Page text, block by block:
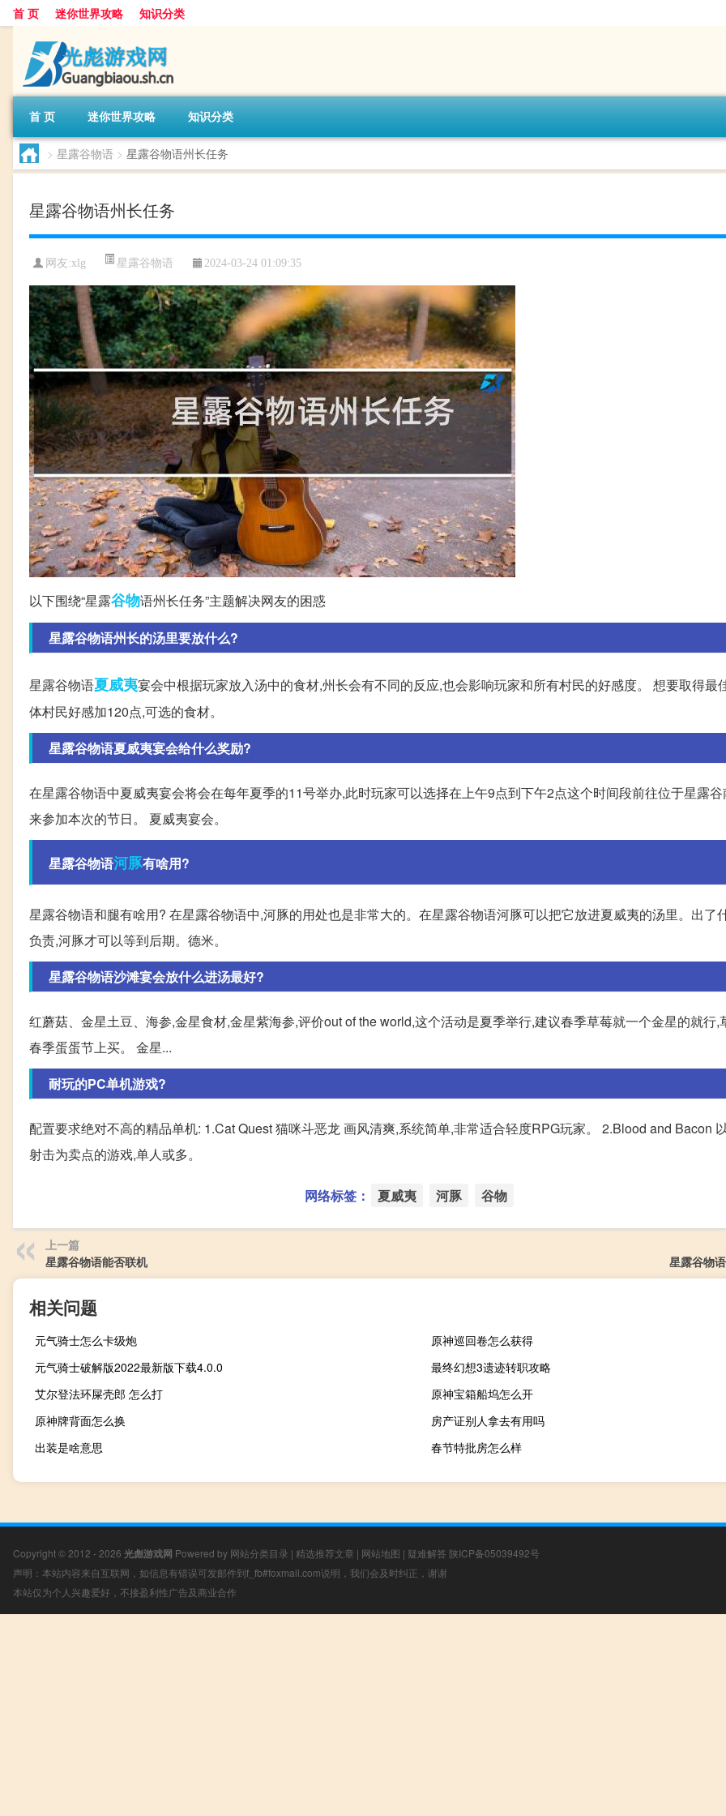
首 页 迷你世界攻略 知识分类
首 页 迷你世界攻略 知识分类
> 星露谷物语 > 星露谷物语州长任务
星露谷物语州长任务
网友:xlg 星露谷物语 2024-03-24 01:09:35
以下围绕“星露谷物语州长任务”主题解决网友的困惑
星露谷物语州长的汤里要放什么?
星露谷物语夏威夷宴会中根据玩家放入汤中的食材,州长会有不同的反应,也会影响玩家和所有村民的好感度。 想要取得最
体村民好感加120点,可选的食材。
星露谷物语夏威夷宴会给什么奖励?
在星露谷物语中夏威夷宴会将会在每年夏季的11号举办,此时玩家可以选择在上午9点到下午2点这个时间段前往位于星露
来参加本次的节日。 夏威夷宴会。
星露谷物语河豚有啥用?
星露谷物语和腿有啥用? 在星露谷物语中,河豚的用处也是非常大的。在星露谷物语河豚可以把它放进夏威夷的汤里。出了
负责,河豚才可以等到后期。德米。
星露谷物语沙滩宴会放什么进汤最好?
红蘑菇、金星土豆、海参,金星食材,金星紫海参,评价out of the world,这个活动是夏季举行,建议春季草莓就一个金星的就行,
春季蛋蛋节上买。 金星...
耐玩的PC单机游戏?
配置要求绝对不高的精品单机: 1.Cat Quest 猫咪斗恶龙 画风清爽,系统简单,非常适合轻度RPG玩家。 2.Blood and Bacon
射击为卖点的游戏,单人或多。
网络标签： 夏威夷 河豚 谷物
上一篇
星露谷物语能否联机
星露谷物
相关问题
元气骑士怎么卡级炮
原神巡回卷怎么获得
元气骑士破解版2022最新版下载4.0.0
最终幻想3遗迹转职攻略
艾尔登法环屎壳郎 怎么打
原神宝箱船坞怎么开
原神牌背面怎么换
房产证别人拿去有用吗
出装是啥意思
春节特批房怎么样
Copyright © 2012 - 2026 光彪游戏网 Powered by 网站分类目录 | 精选推荐文章 | 网站地图 | 疑难解答 陕ICP备05039492号
声明：本站内容来自互联网，如信息有错误可发邮件到f_fb#foxmail.com说明，我们会及时纠正，谢谢
本站仅为个人兴趣爱好，不接盈利性广告及商业合作